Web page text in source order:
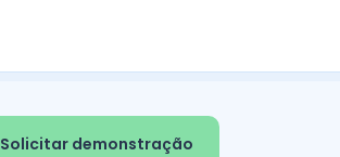
Solicitar demonstração